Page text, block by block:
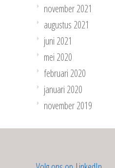
november 2021
augustus 2021
juni 2021
mei 2020
februari 2020
januari 2020
november 2019